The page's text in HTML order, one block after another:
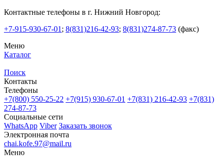
Контактные телефоны в г. Нижний Новгород:
+7-915-930-67-01 ; 8(831)216-42-93; 8(831)274-87-73 (факс)
Меню
Каталог
Поиск
Контакты
Телефоны
+7(800) 550-25-22 +7(915) 930-67-01 +7(831) 216-42-93 +7(831)
274-87-73
Социальные сети
WhatsApp Viber Заказать звонок
Электронная почта
chai.kofe.97@mail.ru
Меню